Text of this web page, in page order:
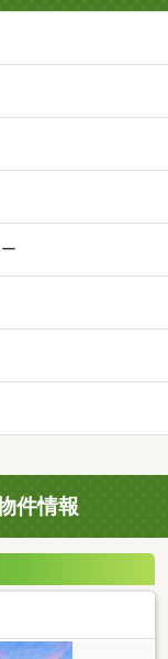
件情報